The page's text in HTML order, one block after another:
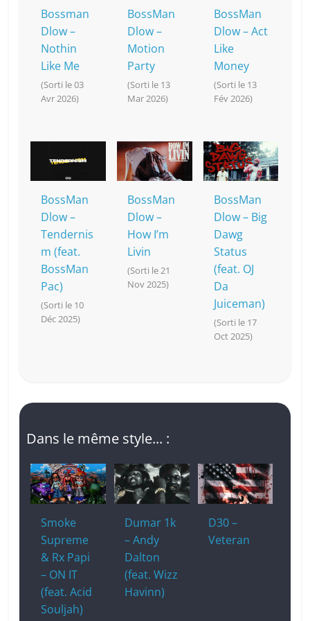
k
Bossman
Dlow –
Nothin
Like Me
(Sorti le 03
Avr 2026)
BossMan
Dlow –
Motion
Party
(Sorti le 13
Mar 2026)
BossMan
Dlow – Act
Like
Money
(Sorti le 13
Fév 2026)
BossMan
Dlow –
Tendernis
m (feat.
BossMan
Pac)
(Sorti le 10
Déc 2025)
BossMan
Dlow –
How I’m
Livin
(Sorti le 21
Nov 2025)
BossMan
Dlow – Big
Dawg
Status
(feat. OJ
Da
Juiceman)
(Sorti le 17
Oct 2025)
Dans le même style... :
Smoke
Supreme
& Rx Papi
– ON IT
(feat. Acid
Souljah)
Dumar 1k
– Andy
Dalton
(feat. Wizz
Havinn)
D30 –
Veteran